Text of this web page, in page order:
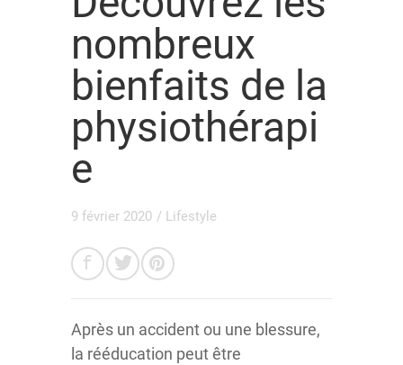
nombreux
bienfaits de la
physiothérapi
e
9 février 2020 / Lifestyle
Après un accident ou une blessure,
la rééducation peut être